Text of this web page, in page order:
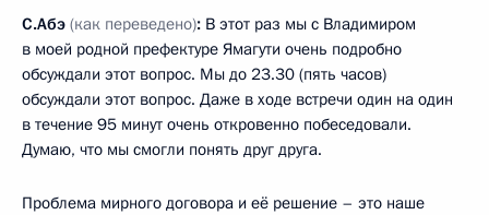
С.Абэ (как переведено): В этот раз мы с Владимиром
в моей родной префектуре Ямагути очень подробно
обсуждали этот вопрос. Мы до 23.30 (пять часов)
обсуждали этот вопрос. Даже в ходе встречи один на один
в течение 95 минут очень откровенно побеседовали.
Думаю, что мы смогли понять друг друга.
Проблема мирного договора и её решение – это наше